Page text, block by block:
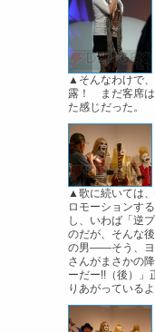
▲そんなわけで
露！ まだ客席は
た感じだった。
▲歌に続いては
ロモーションす
し、いわば「逆
のだが、そんな
の男――そう、ヨ
さんがまさかの
ーだー!!（後）」
りあがっているよ